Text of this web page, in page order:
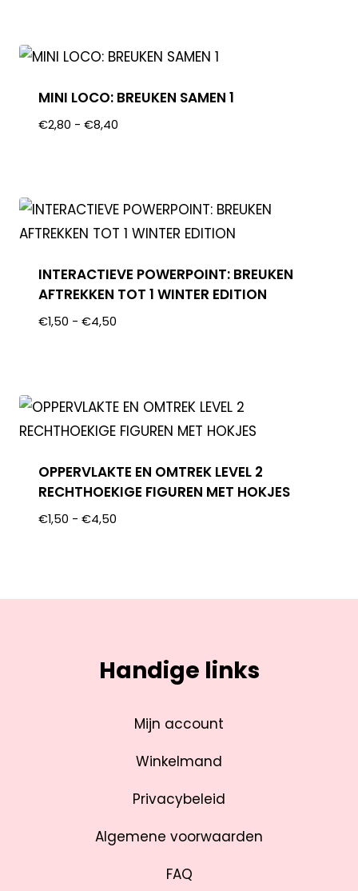
MINI LOCO: BREUKEN SAMEN 1
€2,80 - €8,40
INTERACTIEVE POWERPOINT: BREUKEN
AFTREKKEN TOT 1 WINTER EDITION
€1,50 - €4,50
OPPERVLAKTE EN OMTREK LEVEL 2
RECHTHOEKIGE FIGUREN MET HOKJES
€1,50 - €4,50
Handige links
Mijn account
Winkelmand
Privacybeleid
Algemene voorwaarden
FAQ